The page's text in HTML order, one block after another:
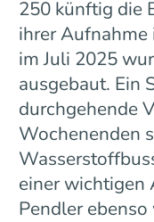
250 künftig die
ihrer
im Juli 2025
ausgebaut. Ein
durchgehende
Wochenenden
einer wichtigen
Pendler